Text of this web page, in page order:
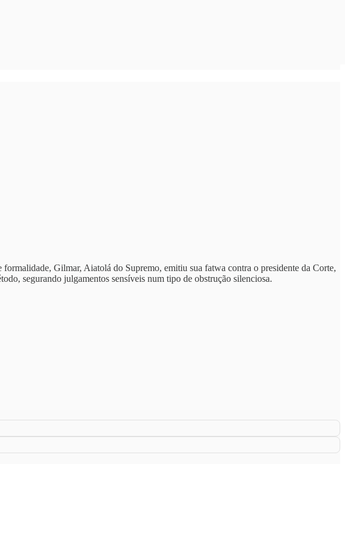
Gilmar, Aiatolá do Supremo, emitiu sua fatwa contra o presidente da Corte,
segurando julgamentos sensíveis num tipo de obstrução silenciosa.